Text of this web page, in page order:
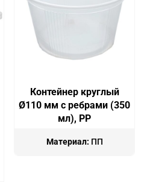
Контейнер круглый
Ø110 мм с ребрами (350
мл), PP
Материал: ПП